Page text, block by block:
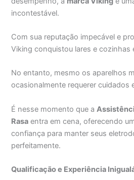
incontestável.
Com sua reputação impecável e
Viking conquistou lares e cozinhas
No entanto, mesmo os aparelhos
ocasionalmente requerer cuidados
É nesse momento que a
Rasa entra em cena, oferecendo
confiança para manter seus
perfeitamente.
Qualificação e Experiência